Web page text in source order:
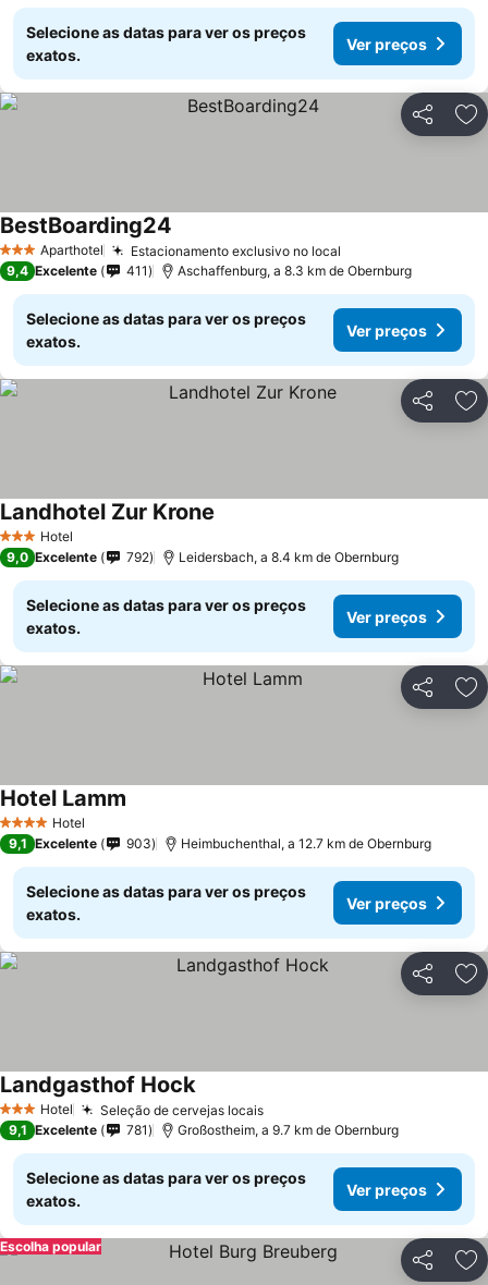
Selecione as datas para ver os preços
exatos.
Ver preços
Partilhar
3 EstrelasAparthotel Estacionamento exclusivo no local
BestBoarding24
9,4 Excelente 411 Aschaffenburg, a 8.3 km de Obernburg
Selecione as datas para ver os preços
exatos.
Ver preços
Partilhar
3 EstrelasHotel
Landhotel Zur Krone
9,0 Excelente 792 Leidersbach, a 8.4 km de Obernburg
Selecione as datas para ver os preços
exatos.
Ver preços
Partilhar
4 EstrelasHotel
Hotel Lamm
9,1 Excelente 903 Heimbuchenthal, a 12.7 km de Obernburg
Selecione as datas para ver os preços
exatos.
Ver preços
Partilhar
3 EstrelasHotel Seleção de cervejas locais
Landgasthof Hock
9,1 Excelente 781 Großostheim, a 9.7 km de Obernburg
Selecione as datas para ver os preços
exatos.
Ver preços
Partilhar
Escolha popular